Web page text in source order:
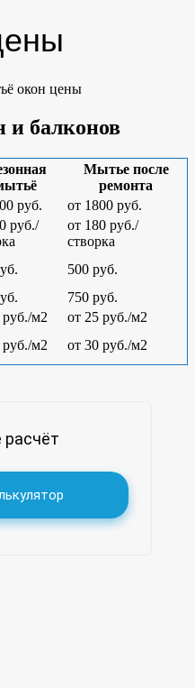
окон цены
балконов
Мытье после
ремонта
руб.
от 1800 руб.
руб./
от 180 руб./
створка
500 руб.
750 руб.
руб./м2
от 25 руб./м2
руб./м2 от 30 руб./м2
расчёт